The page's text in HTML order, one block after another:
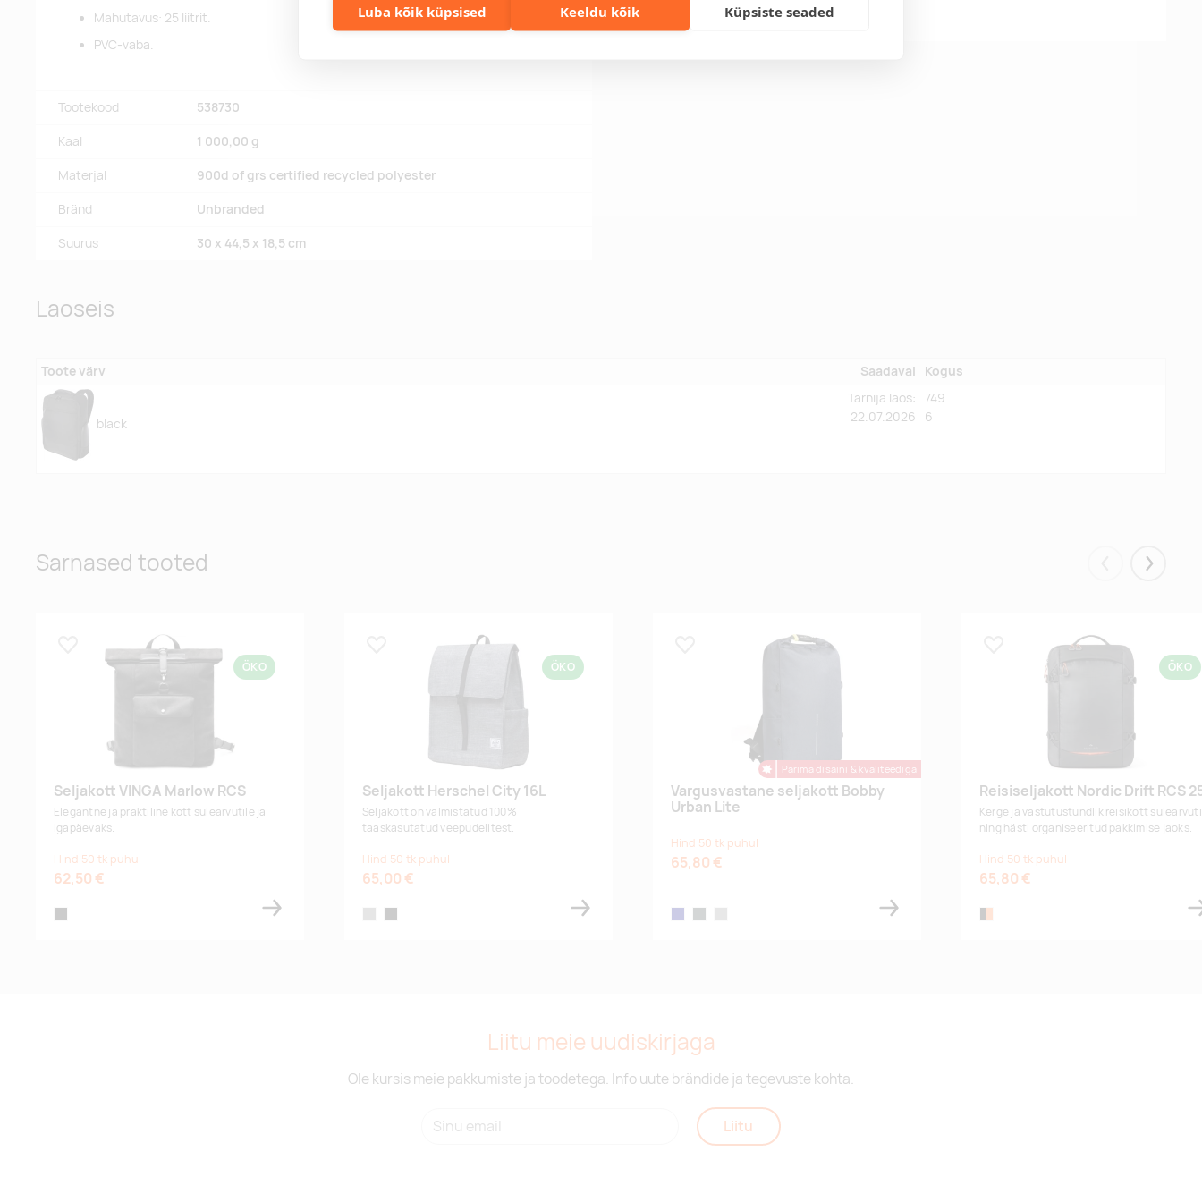
Luba kõik küpsised Keeldu kõik Küpsiste seaded
Mahutavus: 25 liitrit.
PVC-vaba.
Tootekood 538730
Kaal 1 000,00 g
Materjal 900d of grs certified recycled polyester
Bränd Unbranded
Suurus 30 x 44,5 x 18,5 cm
lahenduse!
Laoseis
Toote värv Saadaval Kogus
black
Tarnija laos:
22.07.2026
749
6
Sarnased tooted Eelmised
Lisa lemmikuks
ÖKO
Seljakott VINGA Marlow RCS
Elegantne ja praktiline kott sülearvutile ja
igapäevaks.
Hind 50 tk puhul
62,50 €
Lisa lemmikuks
ÖKO
Seljakott Herschel City 16L
Seljakott on valmistatud 100%
taaskasutatud veepudelitest.
Hind 50 tk puhul
65,00 €
Vargusvastane seljakott Bobby
Urban Lite
Parima disaini & kvaliteediga
Hind 50 tk puhul
65,80 €
Lisa lemmikuks
ÖKO
Reisiseljakott Nordic Drift RCS
Kerge ja vastutustundlik reisikott sülearvuti
ning hästi organiseeritud pakkimise jaoks.
Hind 50 tk puhul
65,80 €
Liitu meie uudiskirjaga
Ole kursis meie pakkumiste ja toodetega. Info uute brändide ja tegevuste kohta.
Liitu